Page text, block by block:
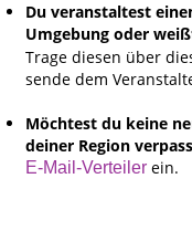
Du veranstaltest
Umgebung oder
Trage diesen über
sende dem
Möchtest du keine
deiner Region
E-Mail-Verteiler ein.